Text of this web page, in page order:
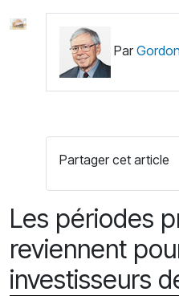
Par
Partager cet article
Les périodes
reviennent
investisseurs